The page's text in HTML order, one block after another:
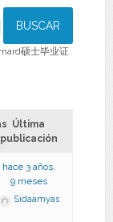
硕士毕业证
Última
publicación
hace 3 años,
9 meses
Sidaamyas